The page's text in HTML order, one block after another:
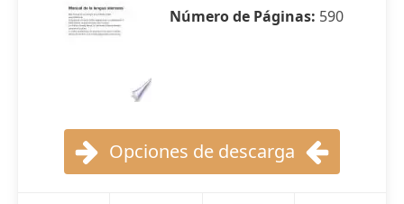
Número de Páginas: 590
Opciones de descarga